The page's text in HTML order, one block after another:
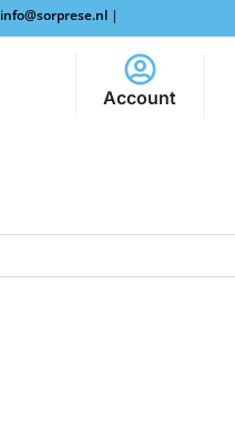
info@sorprese.nl |
Account